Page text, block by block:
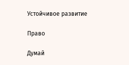
Устойчивое развитие
Право
Думай